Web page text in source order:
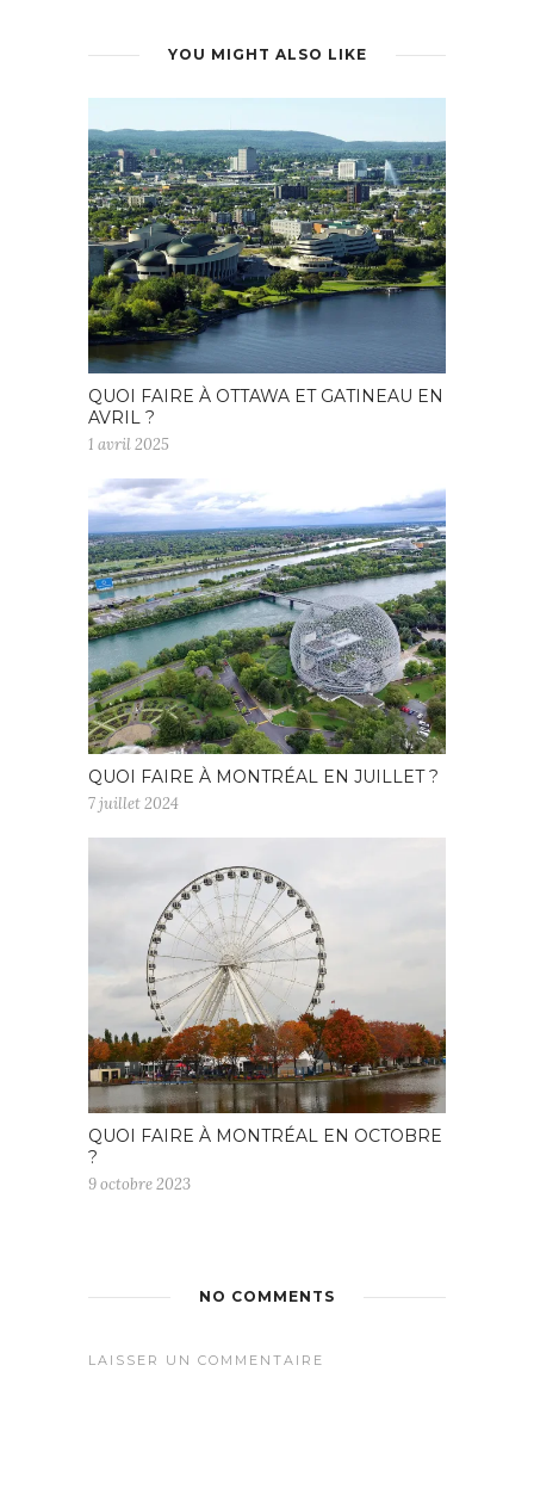
YOU MIGHT ALSO LIKE
QUOI FAIRE À OTTAWA ET GATINEAU EN
AVRIL ?
1 avril 2025
QUOI FAIRE À MONTRÉAL EN JUILLET ?
7 juillet 2024
QUOI FAIRE À MONTRÉAL EN OCTOBRE
?
9 octobre 2023
NO COMMENTS
LAISSER UN COMMENTAIRE